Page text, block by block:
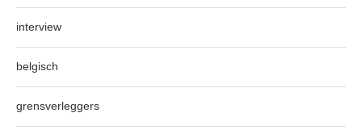
interview
belgisch
grensverleggers